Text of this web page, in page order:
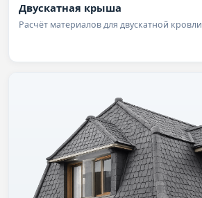
Двускатная крыша
Расчёт материалов для двускатной кровли